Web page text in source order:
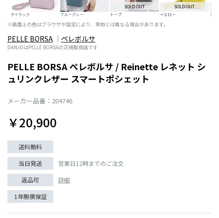
ライラック ブルーグレー
SOLD OUT
トープ
SOLD OUT
イエロー ゴー
※画面上の色はブラウザや設定により、実物とは異なる場合があります。
PELLE BORSA ペレボルサ
DANJOはPELLE BORSAの正規取扱店です
PELLE BORSA ペレボルサ / Reinette レネット シ
ュリンクレザー スマートポシェット
メーカー品番：204746
￥20,900
送料無料
当日発送
営業日12時までのご注文
返品可
詳細
1年無償保証